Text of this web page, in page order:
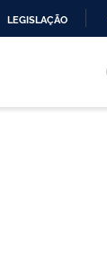
LEGISLAÇÃO